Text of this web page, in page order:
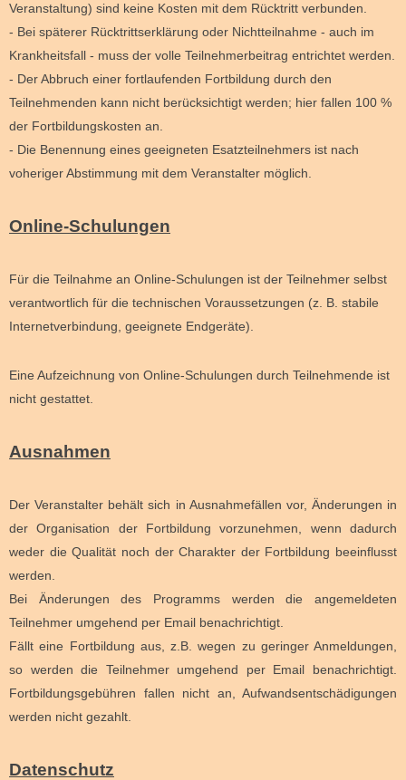
Veranstaltung) sind keine Kosten mit dem Rücktritt verbunden.
- Bei späterer Rücktrittserklärung oder Nichtteilnahme - auch im
Krankheitsfall - muss der volle Teilnehmerbeitrag entrichtet werden.
- Der Abbruch einer fortlaufenden Fortbildung durch den
Teilnehmenden kann nicht berücksichtigt werden; hier fallen 100 %
der Fortbildungskosten an.
- Die Benennung eines geeigneten Esatzteilnehmers ist nach
voheriger Abstimmung mit dem Veranstalter möglich.
Online-Schulungen
Für die Teilnahme an Online-Schulungen ist der Teilnehmer selbst
verantwortlich für die technischen Voraussetzungen (z. B. stabile
Internetverbindung, geeignete Endgeräte).
Eine Aufzeichnung von Online-Schulungen durch Teilnehmende ist
nicht gestattet.
Ausnahmen
Der Veranstalter behält sich in Ausnahmefällen vor, Änderungen in
der Organisation der Fortbildung vorzunehmen, wenn dadurch
weder die Qualität noch der Charakter der Fortbildung beeinflusst
werden.
Bei Änderungen des Programms werden die angemeldeten
Teilnehmer umgehend per Email benachrichtigt.
Fällt eine Fortbildung aus, z.B. wegen zu geringer Anmeldungen,
so werden die Teilnehmer umgehend per Email benachrichtigt.
Fortbildungsgebühren fallen nicht an, Aufwandsentschädigungen
werden nicht gezahlt.
Datenschutz